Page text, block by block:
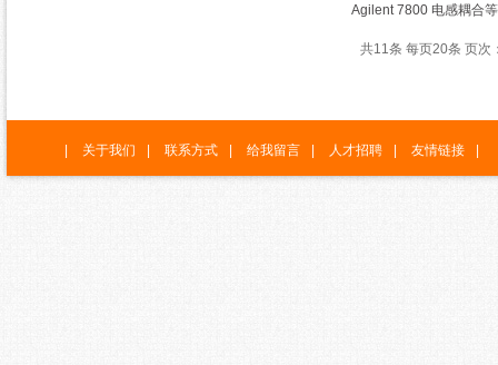
Agilent 7800 电感耦合
共11条 每页20条 页次
关于我们 联系方式 给我留言 人才招聘 友情链接